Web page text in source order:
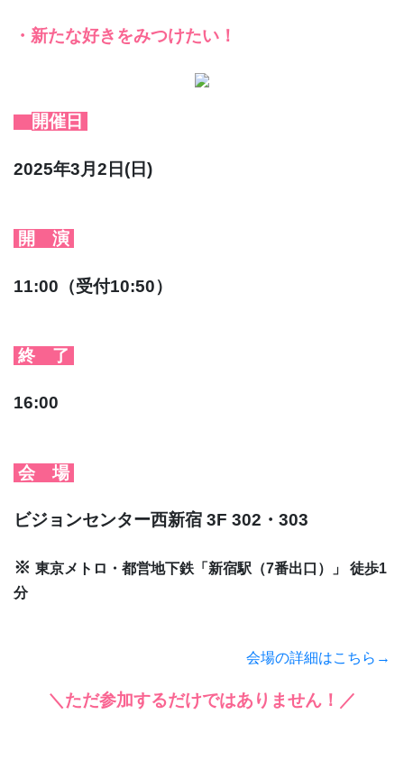
・新たな好きをみつけたい！
開催日
2025年3月2日(日)
開 演
11:00（受付10:50）
終 了
16:00
会 場
ビジョンセンター西新宿 3F 302・303
※ 東京メトロ・都営地下鉄「新宿駅（7番出口）」 徒歩1
分
会場の詳細はこちら→
＼ただ参加するだけではありません！／